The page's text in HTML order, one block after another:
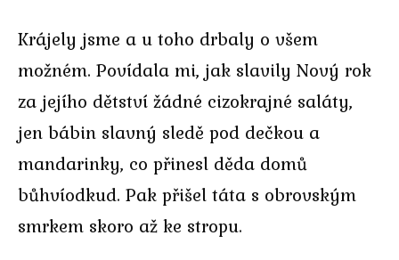
Krájely jsme a u toho drbaly o všem
možném. Povídala mi, jak slavily Nový rok
za jejího dětství žádné cizokrajné saláty,
jen bábin slavný sledě pod dečkou a
mandarinky, co přinesl děda domů
bůhvíodkud. Pak přišel táta s obrovským
smrkem skoro až ke stropu.